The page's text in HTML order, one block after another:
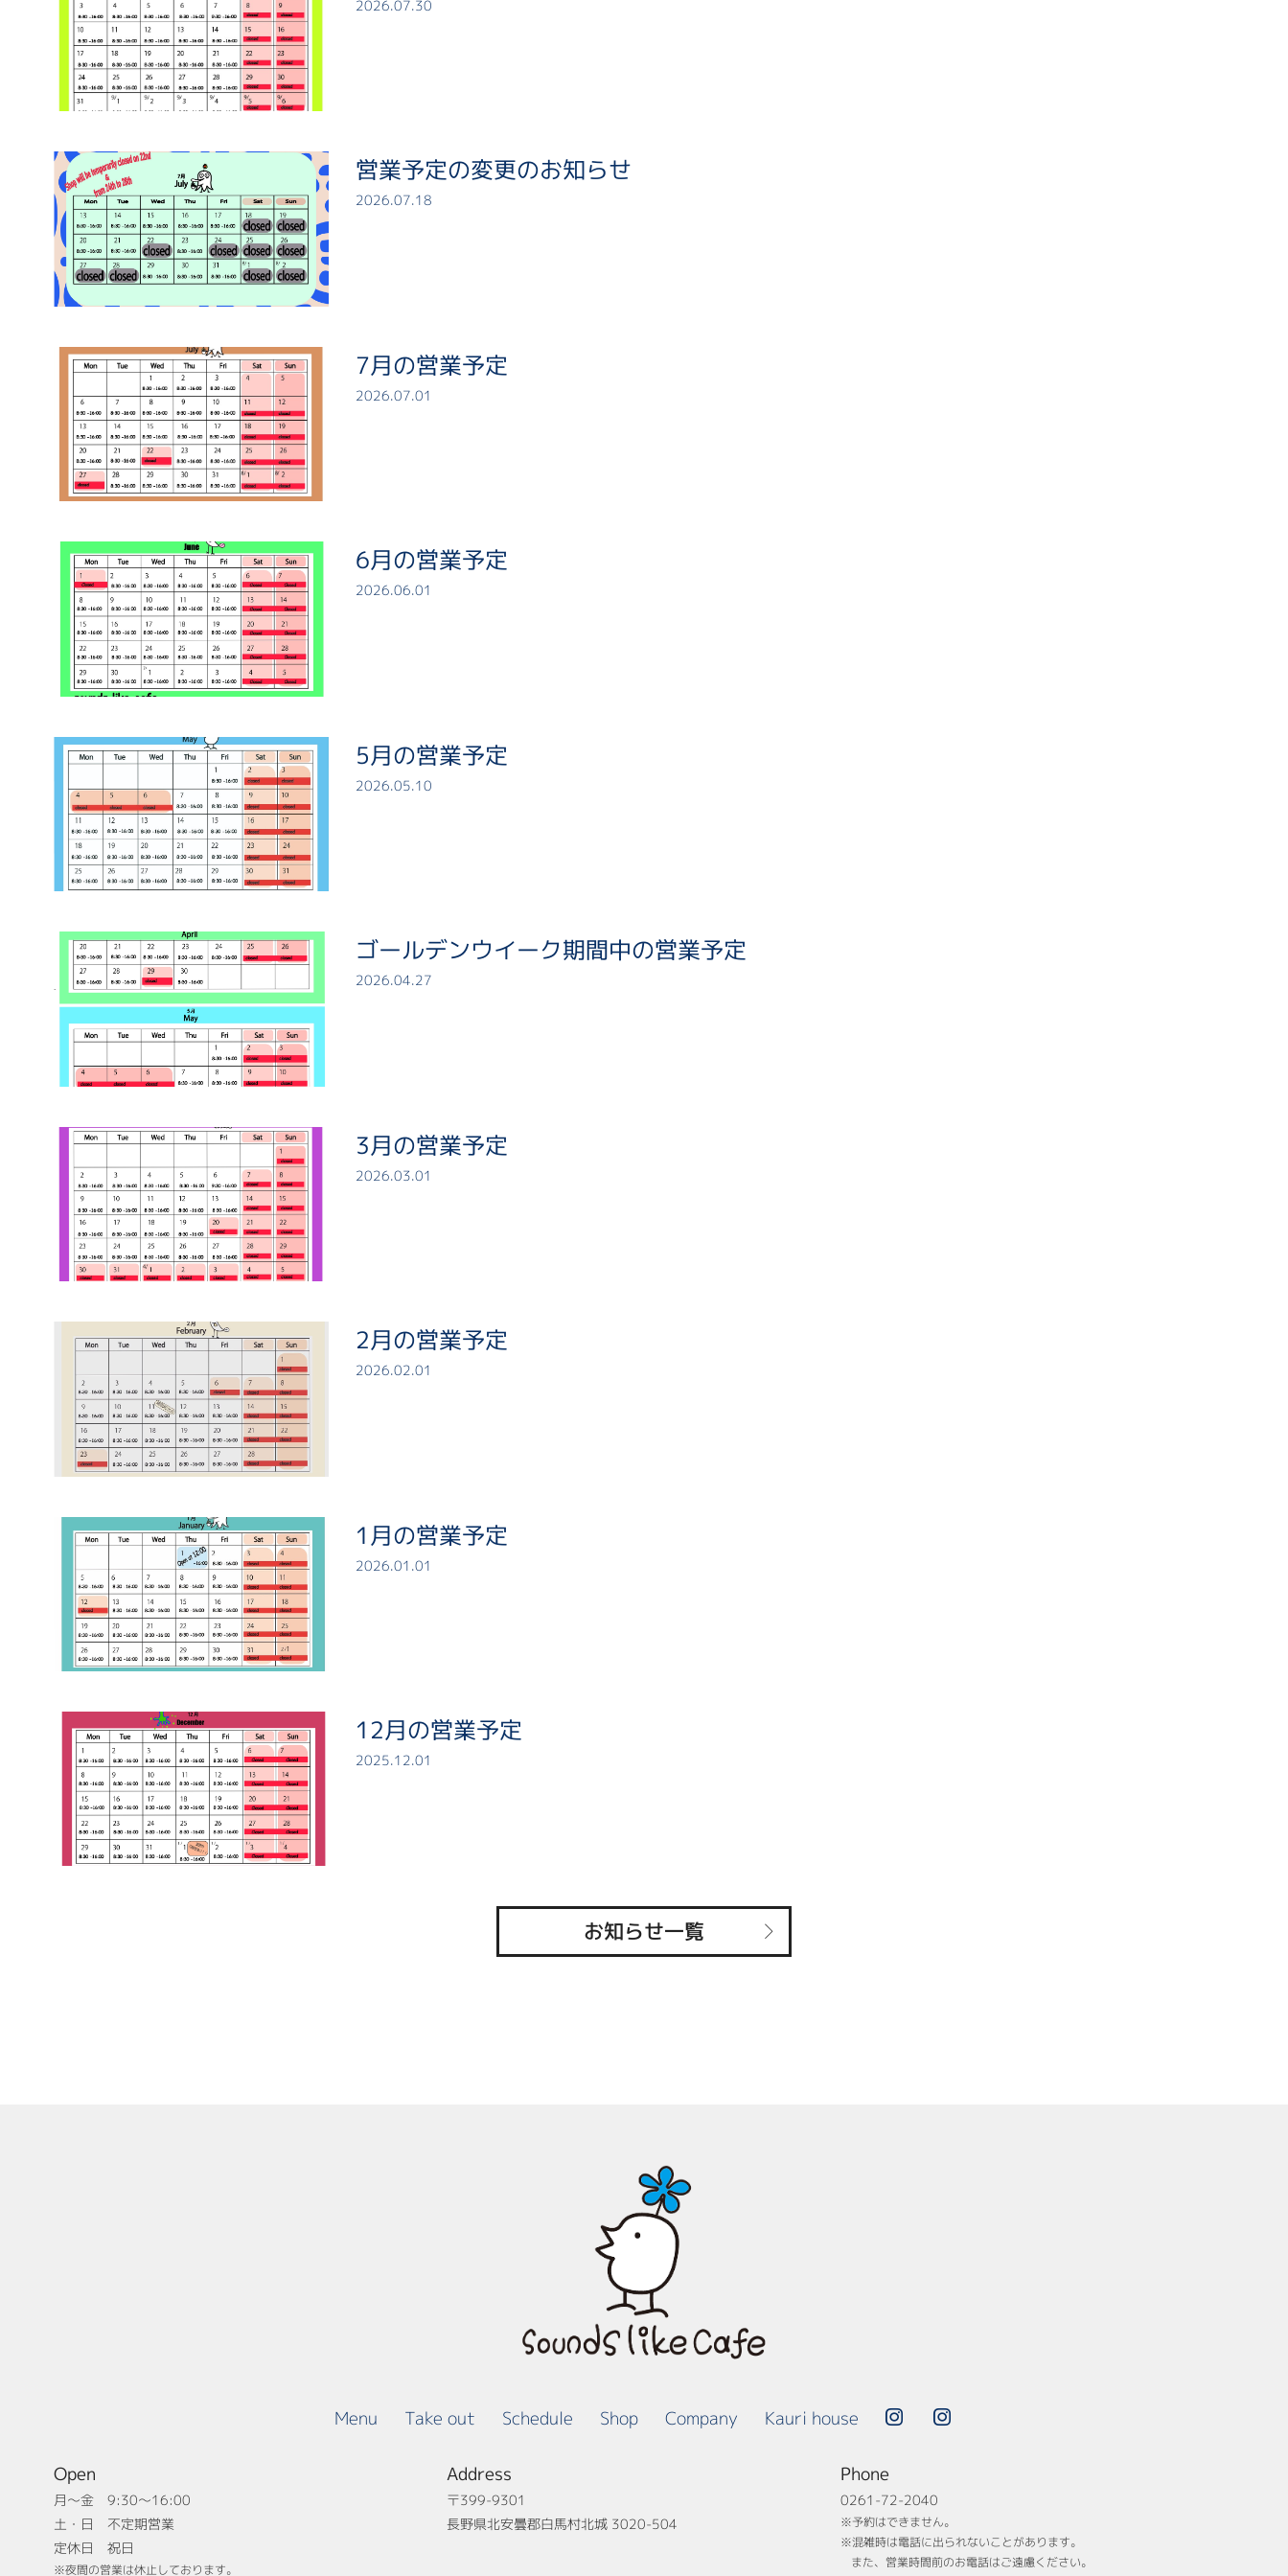
2026.07.30
営業予定の変更のお知らせ
2026.07.18
7月の営業予定
2026.07.01
6月の営業予定
2026.06.01
5月の営業予定
2026.05.10
ゴールデンウイーク期間中の営業予定
2026.04.27
3月の営業予定
2026.03.01
2月の営業予定
2026.02.01
1月の営業予定
2026.01.01
12月の営業予定
2025.12.01
お知らせ一覧
Menu Take out Schedule Shop Company Kauri house  
Open
月〜金 9:30～16:00
土・日 不定期営業
定休日 祝日
※夜間の営業は休止しております。
Address
〒399-9301
長野県北安曇郡白馬村北城 3020-504
Phone
0261-72-2040
※予約はできません。
※混雑時は電話に出られないことがあります。
また、営業時間前のお電話はご遠慮ください。